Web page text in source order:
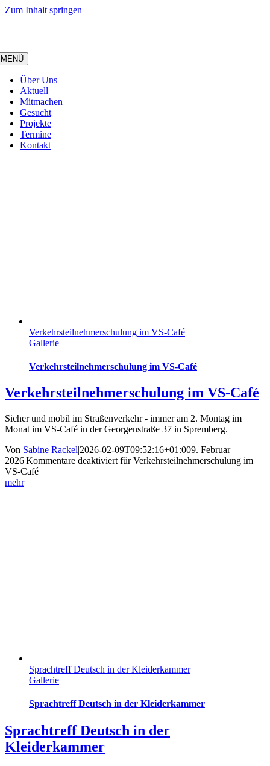
Zum Inhalt springen
MENÜ
Über Uns
Aktuell
Mitmachen
Gesucht
Projekte
Termine
Kontakt
Verkehrsteilnehmerschulung im VS-Café
Gallerie
Verkehrsteilnehmerschulung im VS-Café
Verkehrsteilnehmerschulung im VS-Café
Sicher und mobil im Straßenverkehr - immer am 2. Montag im
Monat im VS-Café in der Georgenstraße 37 in Spremberg.
Von Sabine Rackel|2026-02-09T09:52:16+01:009. Februar
2026|Kommentare deaktiviert für Verkehrsteilnehmerschulung im
VS-Café
mehr
Sprachtreff Deutsch in der Kleiderkammer
Gallerie
Sprachtreff Deutsch in der Kleiderkammer
Sprachtreff Deutsch in der
Kleiderkammer